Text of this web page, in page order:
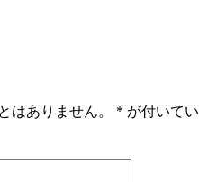
はありません。 * が付いてい